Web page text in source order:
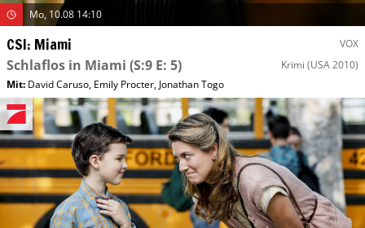
Mo, 10.08 14:10
CSI: Miami VOX
Schlaflos in Miami (S:9 E: 5) Krimi (USA 2010)
Mit: David Caruso, Emily Procter, Jonathan Togo